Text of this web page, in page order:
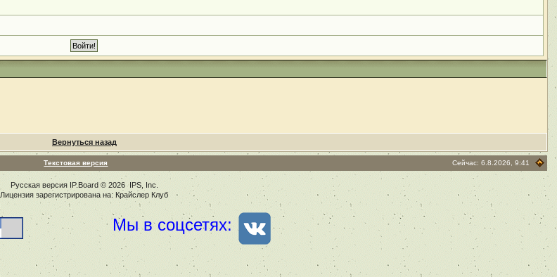
Вернуться назад
Текстовая версия Сейчас: 6.8.2026, 9:41
Русская версия IP.Board© 2026IPS, Inc
Лицензия зарегистрирована на: Крайслер Клуб
Мы в соцсетях: